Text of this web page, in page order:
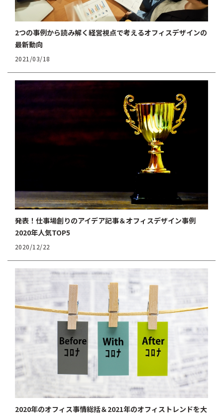
2つの事例から読み解く経営視点で考えるオフィスデザインの
最新動向
2021/03/18
発表！仕事場創りのアイデア記事＆オフィスデザイン事例
2020年人気TOP5
2020/12/22
2020年のオフィス事情総括＆2021年のオフィストレンドを大